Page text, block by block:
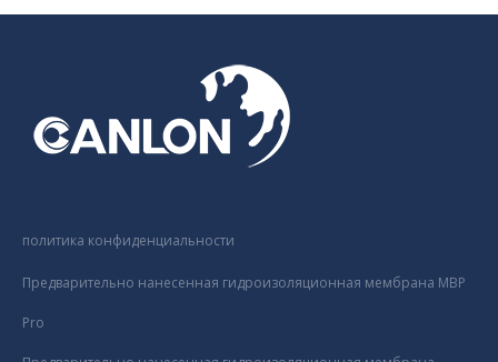
политика конфиденциальности
Предварительно нанесенная гидроизоляционная мембрана MBP
Pro